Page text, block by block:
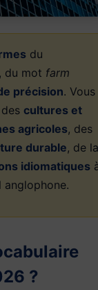
du
du mot farm
précision. Vous
cultures et
agricoles, des
durable, de la
idiomatiques
?